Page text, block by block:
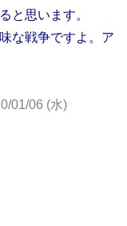
と思います。
な戦争ですよ。ア
01/06 (水)